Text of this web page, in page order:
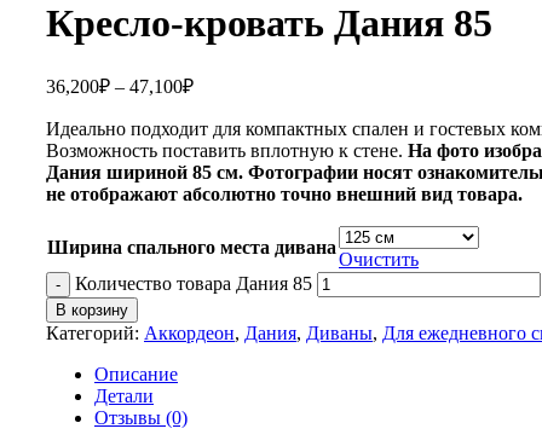
Кресло-кровать Дания 85
36,200₽ – 47,100₽
Идеально подходит для компактных спален и гостевых
Возможность поставить вплотную к стене. На фото
Дания шириной 85 см. Фотографии носят
не отображают абсолютно точно внешний вид товара.
Ширина спального места дивана
Очистить
Количество товара Дания 85
В корзину
Категорий: Аккордеон, Дания, Диваны, Для ежедневного
Описание
Детали
Отзывы (0)